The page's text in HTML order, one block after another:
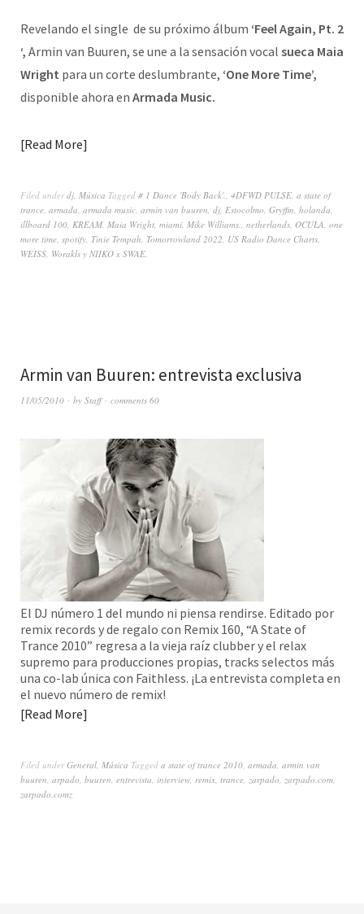
Revelando el single de su próximo álbum ‘Feel Again, Pt. 2
‘, Armin van Buuren, se une a la sensación vocal sueca Maia
Wright para un corte deslumbrante, ‘One More Time’,
disponible ahora en Armada Music.
Read More
Filed underdj, Música Tagged # 1 Dance 'Body Back'., 4DFWD PULSE, a state of
trance, armada, armada music, armin van buuren, dj, Estocolmo, Gryffin, holanda,
illboard 100, KREAM, Maia Wright, miami, Mike Williams., netherlands, OCULA, one
more time, spotify, Tinie Tempah, Tomorrowland 2022, US Radio Dance Charts,
WEISS, Worakls y NIIKO x SWAE.
Armin van Buuren: entrevista exclusiva
11/05/2010 by Staff comments 60
El DJ número 1 del mundo ni piensa rendirse. Editado por
remix records y de regalo con Remix 160, “A State of
Trance 2010” regresa a la vieja raíz clubber y el relax
supremo para producciones propias, tracks selectos más
una co-lab única con Faithless. ¡La entrevista completa en
el nuevo número de remix!
Read More
Filed underGeneral, Música Tagged a state of trance 2010, armada, armin van
buuren, arpado, buuren, entrevista, interview, remix, trance, zarpado, zarpado.com,
zarpado.comz